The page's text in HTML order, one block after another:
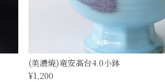
(美濃焼)竜安高台4.0小鉢
¥1,200